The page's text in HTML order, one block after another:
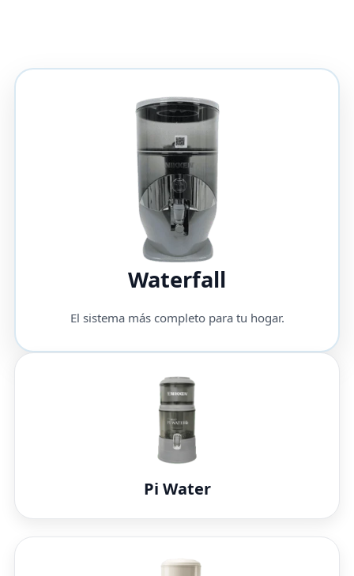
Waterfall
El sistema más completo para tu hogar.
Pi Water